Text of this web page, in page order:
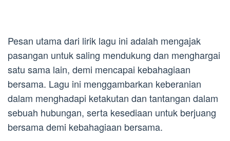
Pesan utama dari lirik lagu ini adalah mengajak
pasangan untuk saling mendukung dan menghargai
satu sama lain, demi mencapai kebahagiaan
bersama. Lagu ini menggambarkan keberanian
dalam menghadapi ketakutan dan tantangan dalam
sebuah hubungan, serta kesediaan untuk berjuang
bersama demi kebahagiaan bersama.